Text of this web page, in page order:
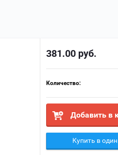
381.00 руб.
Количество:
Добавить в
Купить в